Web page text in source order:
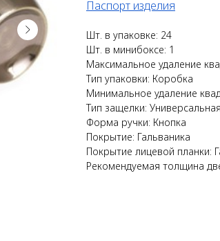
Паспорт изделия
Шт. в упаковке: 24
Шт. в минибоксе: 1
Максимальное удаление
Тип упаковки: Коробка
Минимальное удаление
Тип защелки: Универсальная
Форма ручки: Кнопка
Покрытие: Гальваника
Покрытие лицевой планки:
Рекомендуемая толщина